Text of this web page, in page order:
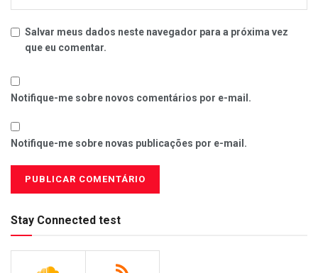
Salvar meus dados neste navegador para a próxima vez
que eu comentar.
Notifique-me sobre novos comentários por e-mail.
Notifique-me sobre novas publicações por e-mail.
Stay Connected test